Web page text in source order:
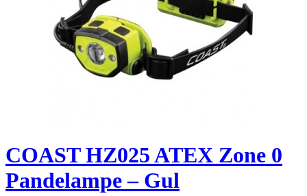
COAST HZ025 ATEX Zone 0
Pandelampe – Gul